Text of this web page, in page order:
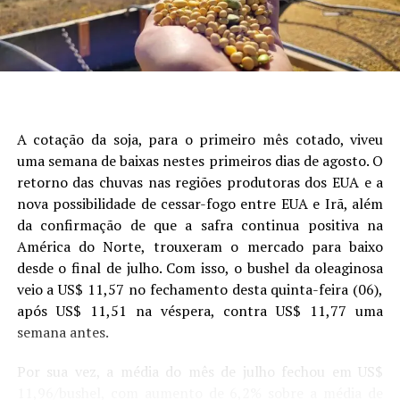
biocontrole da mosca-da-haste da soja, destacam-se a
vespaSyntomopus parisii(Figura 4). Conforme
destacado por Beche et al. (2018), essa espécie de vespa
da-haste da soja no Brasil e no Paraguai.
Figura 4. Macho (esquerda) e fêmea (direita) de
Syntomopus parisii(Hymenoptera: Pteromalidae).
Site: Aprosoja/MS
presença de camada compactada (Figura 1).
Figura 1. Análise de árvore de regressão mostrando os
produtividade da soja. Cada nó terminal exibe a produtividade
A cotação da soja, para o primeiro mês cotado, viveu
uma semana de baixas nestes primeiros dias de agosto. O
retorno das chuvas nas regiões produtoras dos EUA e a
nova possibilidade de cessar-fogo entre EUA e Irã, além
da confirmação de que a safra continua positiva na
América do Norte, trouxeram o mercado para baixo
desde o final de julho. Com isso, o bushel da oleaginosa
veio a US$ 11,57 no fechamento desta quinta-feira (06),
após US$ 11,51 na véspera, contra US$ 11,77 uma
semana antes.
Por sua vez, a média do mês de julho fechou em US$